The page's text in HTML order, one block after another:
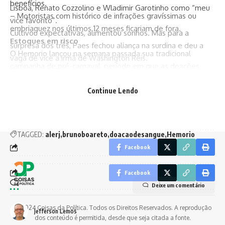
benefícios.
– Motoristas com histórico de infrações gravíssimas ou
embriaguez nos últimos 12 meses ficariam de fora.
Estoques em risco
O Hemorio lançou na semana passada sua tradicional
necessárias entre 350 e 400 coletas diárias.
TAGGED: alerj brunoboareto doacaodesangue Hemorio
Facebook
Jefferson Lemos
Lisboa, Renato Cozzolino e Wladimir Garotinho como “meu
vice favorito”.
Cultivou expectativas, alimentou sonhos. Mas para a
surpresa dos três, Paes fechou aliança na surdina e deu a
vaga de vice a irmã de Washington Reis.
Magoados, com razão, os três começam a fazer planos.
Facebook
Deixe um comentário
Continue Lendo
Siga-nos
© 2024 Coisas da Política. Todos os Direitos Reservados. A reprodução
dos conteúdo é permitida, desde que seja citada a fonte.